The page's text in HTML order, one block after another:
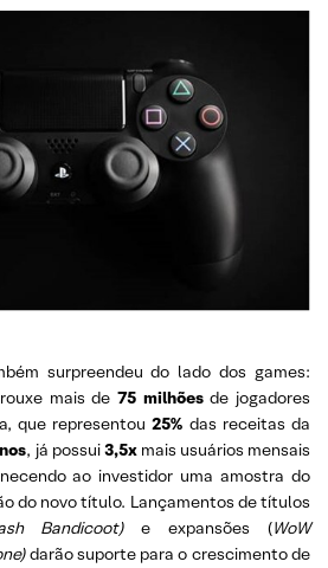
surpreendeu do lado dos games:
mais de 75 milhõesde jogadores
que representou25% das receitas da
, já possui3,5xmais usuários mensais
ao investidor uma amostra do
do novo título. Lançamentos de títulos
Bandicoot)e expansões (WoW
darão suporte para o crescimento de